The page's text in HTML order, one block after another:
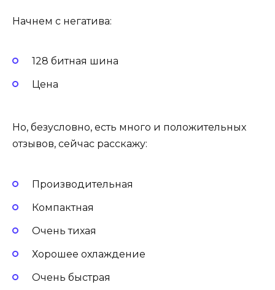
Начнем с негатива:
128 битная шина
Цена
Но, безусловно, есть много и положительных
отзывов, сейчас расскажу:
Производительная
Компактная
Очень тихая
Хорошее охлаждение
Очень быстрая